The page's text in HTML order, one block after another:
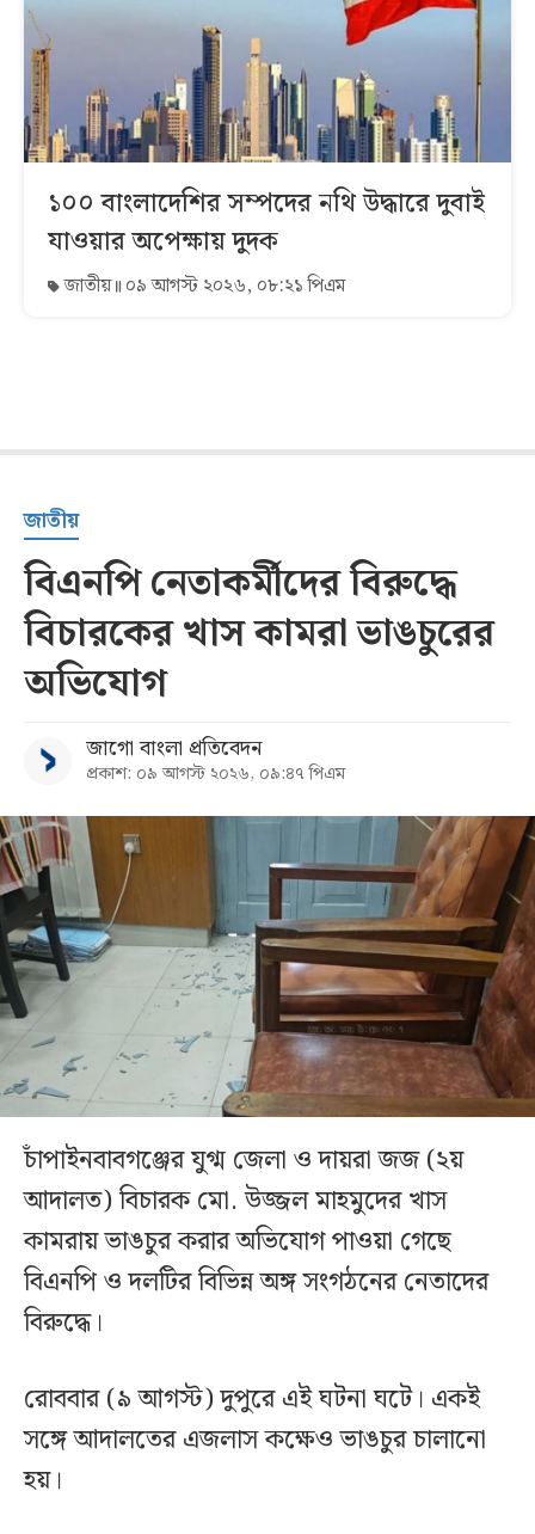
১০০ বাংলাদেশির সম্পদের নথি উদ্ধারে দুবাই
যাওয়ার অপেক্ষায় দুদক
জাতীয় ০৯ আগস্ট ২০২৬, ০৮:২১ পিএম
জাতীয়
বিএনপি নেতাকর্মীদের বিরুদ্ধে
বিচারকের খাস কামরা ভাঙচুরের
অভিযোগ
জাগো বাংলা প্রতিবেদন
প্রকাশ: ০৯ আগস্ট ২০২৬, ০৯:৪৭ পিএম
চাঁপাইনবাবগঞ্জের যুগ্ম জেলা ও দায়রা জজ (২য়
আদালত) বিচারক মো. উজ্জল মাহমুদের খাস
কামরায় ভাঙচুর করার অভিযোগ পাওয়া গেছে
বিএনপি ও দলটির বিভিন্ন অঙ্গ সংগঠনের নেতাদের
বিরুদ্ধে।
রোববার (৯ আগস্ট) দুপুরে এই ঘটনা ঘটে। একই
সঙ্গে আদালতের এজলাস কক্ষেও ভাঙচুর চালানো
হয়।